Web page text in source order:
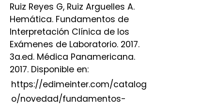
Ruiz Reyes G, Ruiz Arguelles A.
Hemática. Fundamentos de
Interpretación Clínica de los
Exámenes de Laboratorio. 2017.
3a.ed. Médica Panamericana.
2017. Disponible en:
https://edimeinter.com/catalog
o/novedad/fundamentos-